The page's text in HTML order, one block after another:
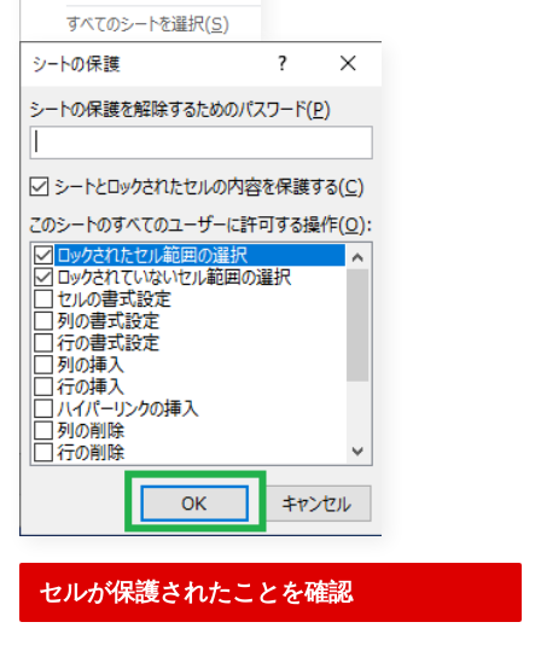
セルが保護されたことを確認